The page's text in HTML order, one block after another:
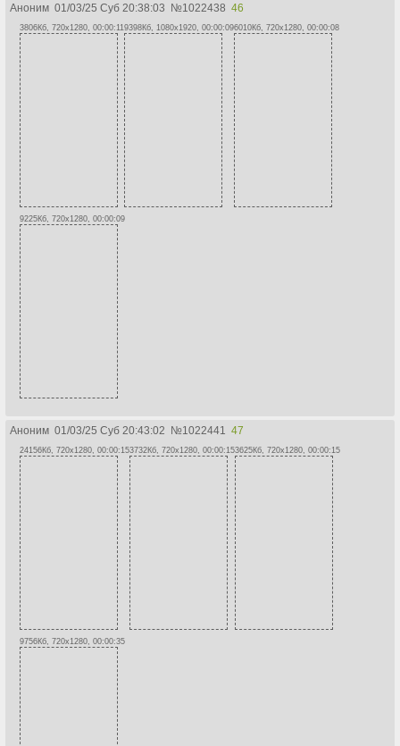
Аноним 01/03/25 Суб 20:38:03 №1022438 46
3806Кб, 720x1280, 00:00:119398Кб, 1080x1920, 00:00:096010Кб, 720x1280, 00:00:08
9225Кб, 720x1280, 00:00:09
Аноним 01/03/25 Суб 20:43:02 №1022441 47
24156Кб, 720x1280, 00:00:153732Кб, 720x1280, 00:00:153625Кб, 720x1280, 00:00:15
9756Кб, 720x1280, 00:00:35